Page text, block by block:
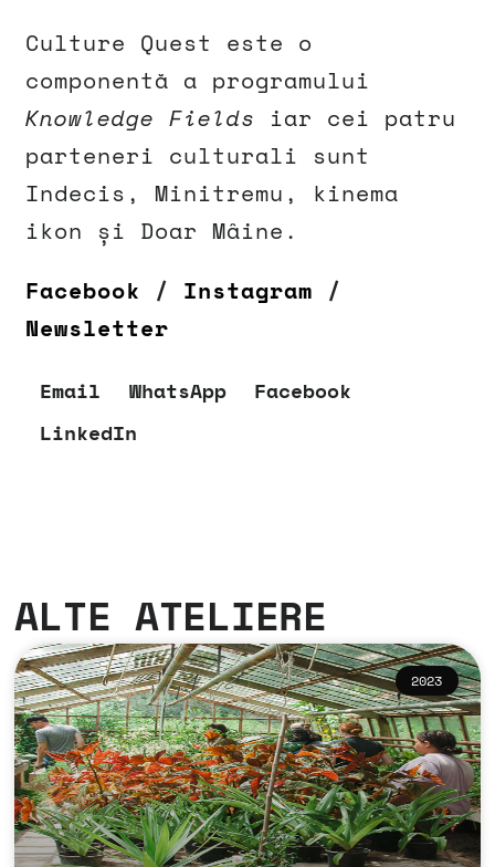
Culture Quest este o
componentă a programului
Knowledge Fields iar cei patru
parteneri culturali sunt
Indecis, Minitremu, kinema
ikon și Doar Mâine.
Facebook / Instagram /
Newsletter
Email WhatsApp
Facebook
LinkedIn
ALTE ATELIERE
2023